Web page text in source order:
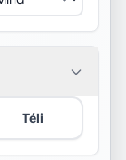
Téli